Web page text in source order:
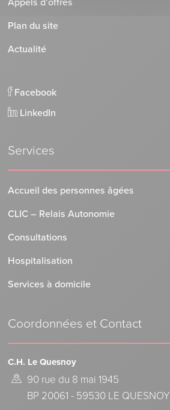
Plan du site
Actualité
Facebook
LinkedIn
Services
Accueil des personnes âgées
CLIC – Relais Autonomie
Consultations
Hospitalisation
Services à domicile
Coordonnées et Contact
C.H. Le Quesnoy
90 rue du 8 mai 1945
BP 20061 - 59530 LE QUESNOY